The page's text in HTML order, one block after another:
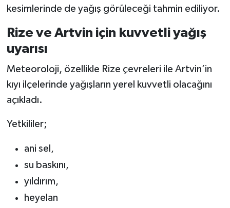
kesimlerinde de yağış görüleceği tahmin ediliyor.
Rize ve Artvin için kuvvetli yağış
uyarısı
Meteoroloji, özellikle Rize çevreleri ile Artvin’in
kıyı ilçelerinde yağışların yerel kuvvetli olacağını
açıkladı.
Yetkililer;
ani sel,
su baskını,
yıldırım,
heyelan